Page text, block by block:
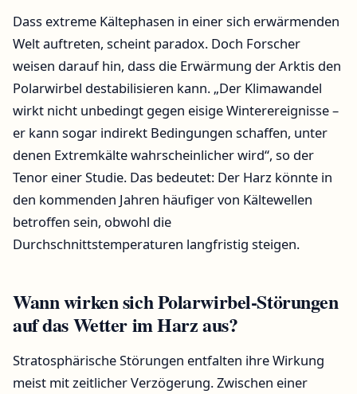
Dass extreme Kältephasen in einer sich erwärmenden
Welt auftreten, scheint paradox. Doch Forscher
weisen darauf hin, dass die Erwärmung der Arktis den
Polarwirbel destabilisieren kann. „Der Klimawandel
wirkt nicht unbedingt gegen eisige Winterereignisse –
er kann sogar indirekt Bedingungen schaffen, unter
denen Extremkälte wahrscheinlicher wird“, so der
Tenor einer Studie. Das bedeutet: Der Harz könnte in
den kommenden Jahren häufiger von Kältewellen
betroffen sein, obwohl die
Durchschnittstemperaturen langfristig steigen.
Wann wirken sich Polarwirbel-Störungen
auf das Wetter im Harz aus?
Stratosphärische Störungen entfalten ihre Wirkung
meist mit zeitlicher Verzögerung. Zwischen einer